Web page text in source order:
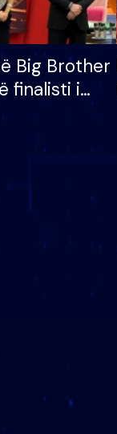
Big Brother
finalisti i